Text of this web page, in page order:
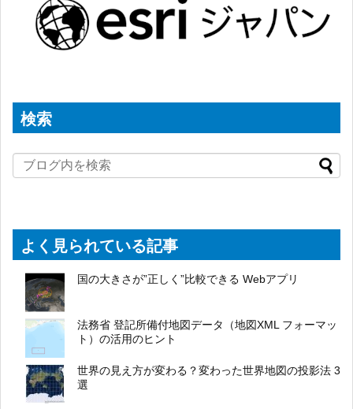
検索
よく見られている記事
国の大きさが”正しく”比較できる Webアプリ
法務省 登記所備付地図データ（地図XML フォーマッ
ト）の活用のヒント
世界の見え方が変わる？変わった世界地図の投影法 3
選